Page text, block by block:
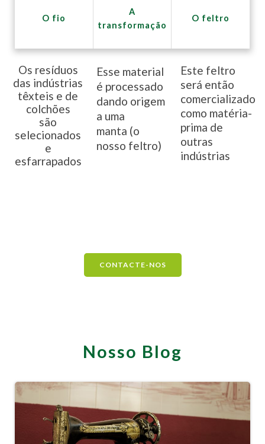
O fio
A
transformação
O feltro
Os resíduos
das indústrias
têxteis e de
colchões
são
selecionados
e
esfarrapados
Esse material
é processado
dando origem
a uma
manta (o
nosso feltro)
Este feltro
será então
comercializado
como matéria-
prima de
outras
indústrias
CONTACTE-NOS
Nosso Blog